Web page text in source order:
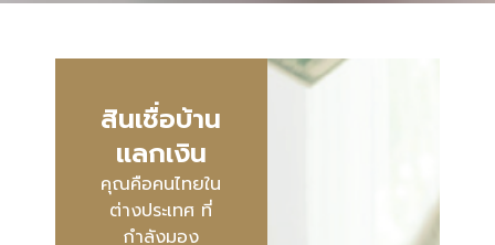
สินเชื่อบ้าน
แลกเงิน
คุณคือคนไทยใน
ต่างประเทศ ที่
กำลังมอง